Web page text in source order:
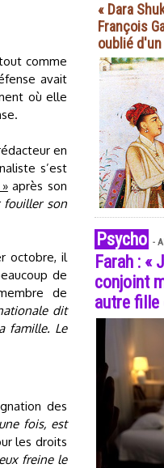
comme
avait
où elle
en
s’est
après son
fouiller son
octobre, il
de
de
dit
famille. Le
des
fois, est
les droits
freine le
« Dara
François
oublié
Psycho -
Farah : «
conjoint
autre fille